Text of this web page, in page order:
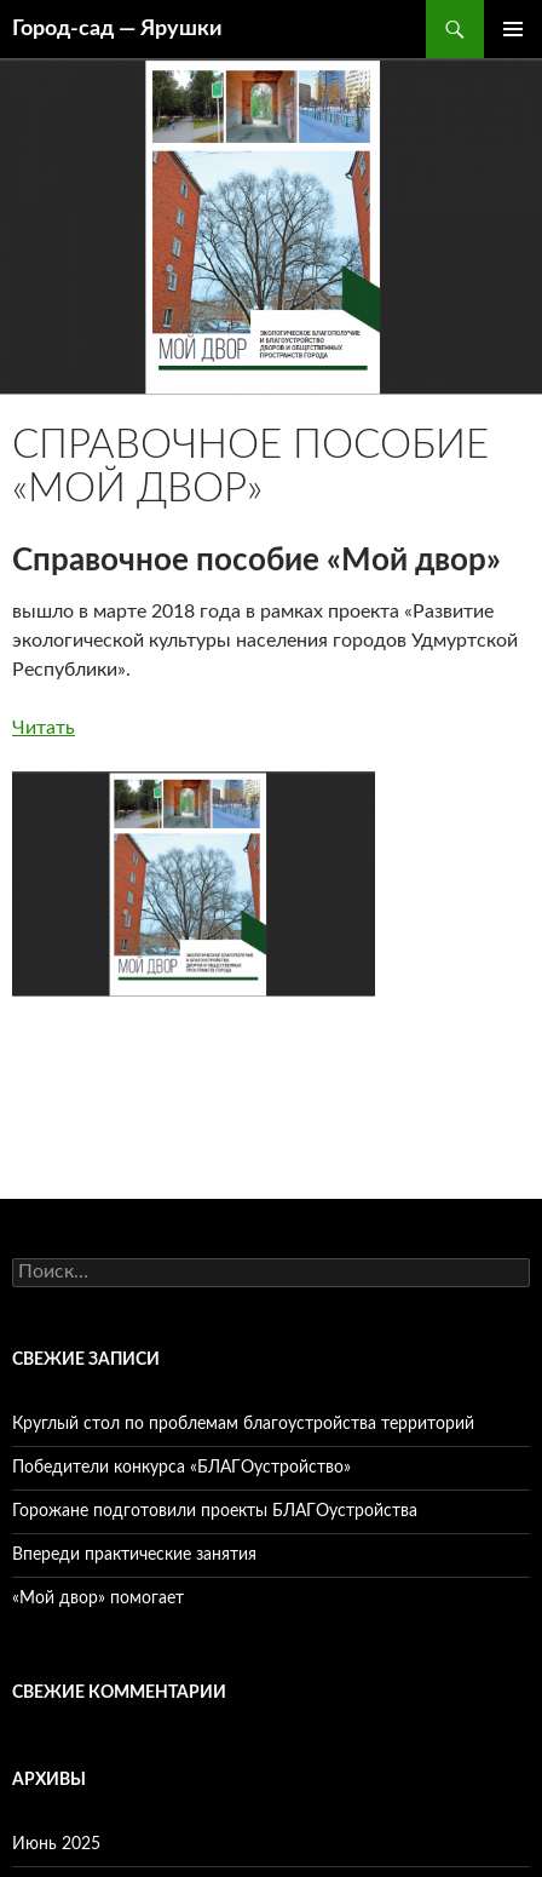
Город-cад — Ярушки
СПРАВОЧНОЕ ПОСОБИЕ
«МОЙ ДВОР»
Справочное пособие «Мой двор»
вышло в марте 2018 года в рамках проекта «Развитие
экологической культуры населения городов Удмуртской
Республики».
Читать
Найти:
СВЕЖИЕ ЗАПИСИ
Круглый стол по проблемам благоустройства территорий
Победители конкурса «БЛАГОустройство»
Горожане подготовили проекты БЛАГОустройства
Впереди практические занятия
«Мой двор» помогает
СВЕЖИЕ КОММЕНТАРИИ
АРХИВЫ
Июнь 2025